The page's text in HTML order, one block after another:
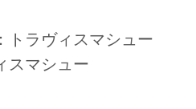
トラヴィスマシュー
スマシュー